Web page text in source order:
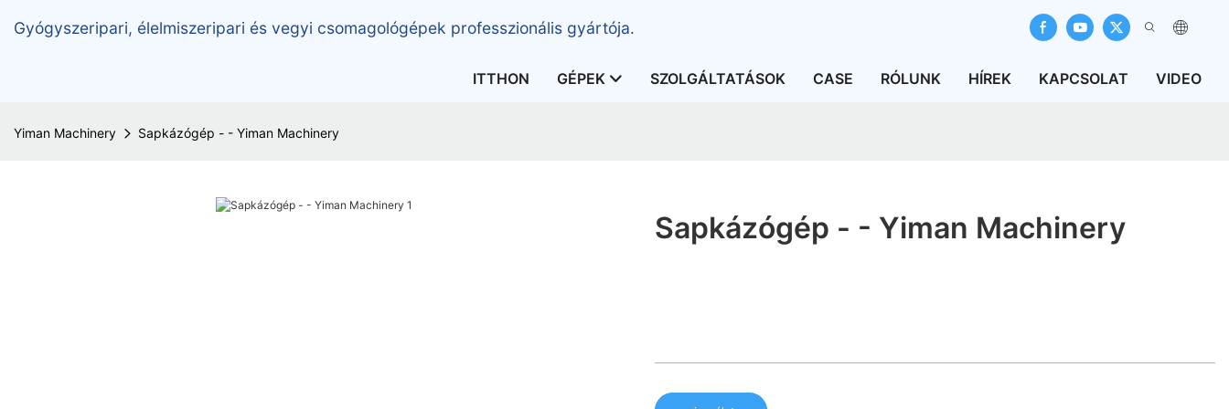
Gyógyszeripari, élelmiszeripari és vegyi csomagológépek professzionális gyártója.
ITTHON GÉPEK SZOLGÁLTATÁSOK CASE RÓLUNK HÍREK KAPCSOLAT VIDEO
Yiman Machinery Sapkázógép - - Yiman Machinery
Sapkázógép - - Yiman Machinery